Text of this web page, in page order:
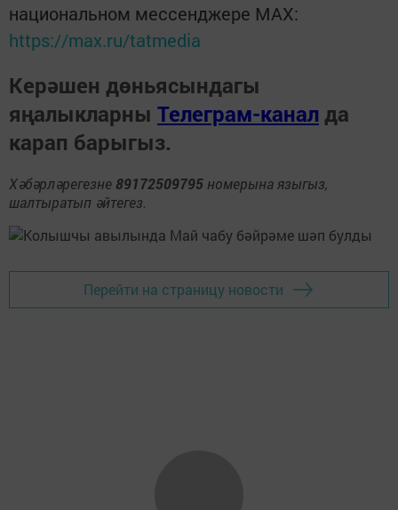
национальном мессенджере MАХ:
https://max.ru/tatmedia
Керәшен дөньясындагы
яңалыкларны Телеграм-канал да
карап барыгыз.
Хәбәрләрегезне 89172509795 номерына языгыз,
шалтыратып әйтегез.
Перейти на страницу новости